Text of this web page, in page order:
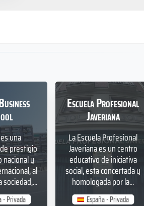
Enseñanza y Animación
Sociodeportiva
Grado Superior
Nivel
Presencial
Modalidad
- Privada
una
prestigio
nacional y
al
España - Privada
Escuela Profesional
Javeriana
La Escuela Profesional
Javeriana es un centro
educativo de iniciativa
social, esta concertada y
homologada por la...